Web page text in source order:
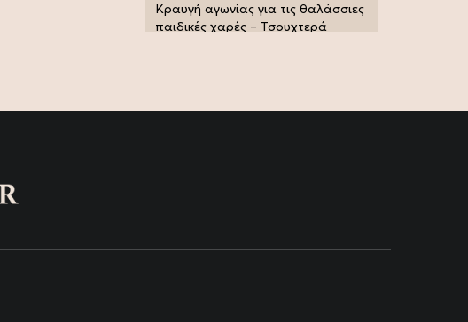
Κραυγή αγωνίας για τις θαλάσσιες
παιδικές χαρές – Τσουχτερά